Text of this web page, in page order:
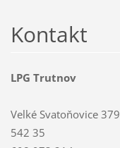
Kontakt
LPG Trutnov
Velké Svatoňovice 379
542 35